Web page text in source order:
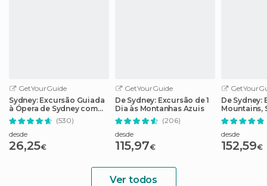
GetYourGuide
Sydney: Excursão Guiada
à Ópera de Sydney com
Ingresso
(530)
desde
26,25€
GetYourGuide
De Sydney: Excursão de 1
Dia às Montanhas Azuis
(206)
desde
115,97€
De Sydney:
Mountains,
zoológico
balsa
desde
152,59€
Ver todos